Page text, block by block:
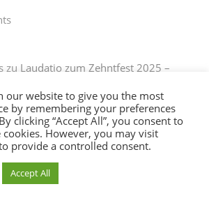
zu Laudatio zum Zehntfest 2025 –
fest , es hat sehr viel spaß
noch mehr spaß. ich habe sehr…
Programm des Kirchhorster Zehntfestes
our website to give you the most
by remembering your preferences
clicking “Accept All”, you consent to
cookies. However, you may visit
provide a controlled consent.
Accept All